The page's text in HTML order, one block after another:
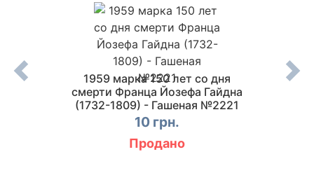
1959 марка 150 лет со дня
смерти Франца Йозефа Гайдна
(1732-1809) - Гашеная №2221
10 грн.
Продано
1959